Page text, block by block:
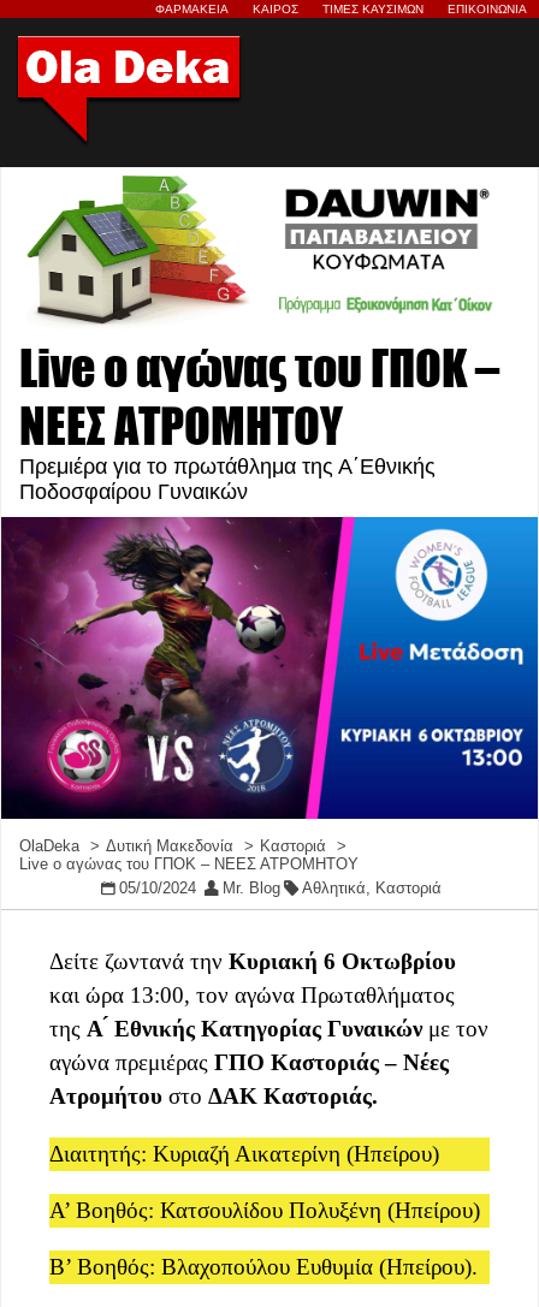
ΦΑΡΜΑΚΕΙΑ ΚΑΙΡΟΣ ΤΙΜΕΣ ΚΑΥΣΙΜΩΝ ΕΠΙΚΟΙΝΩΝΙΑ
Live ο αγώνας του ΓΠΟΚ –
ΝΕΕΣ ΑΤΡΟΜΗΤΟΥ
Πρεμιέρα για το πρωτάθλημα της Α΄Εθνικής
Ποδοσφαίρου Γυναικών
OlaDeka Δυτική Μακεδονία
Καστοριά
Live ο αγώνας του ΓΠΟΚ – ΝΕΕΣ ΑΤΡΟΜΗΤΟΥ
05/10/2024
Mr. Blog Αθλητικά, Καστοριά
Δείτε ζωντανά την Κυριακή 6 Οκτωβρίου
και ώρα 13:00, τον αγώνα Πρωταθλήματος
της Α ́ Εθνικής Κατηγορίας Γυναικώνμε τον
αγώνα πρεμιέρας ΓΠΟ Καστοριάς – Νέες
Ατρομήτου στο ΔΑΚ Καστοριάς.
Διαιτητής: Κυριαζή Αικατερίνη (Ηπείρου)
Α’ Βοηθός: Κατσουλίδου Πολυξένη (Ηπείρου)
Β’ Βοηθός: Βλαχοπούλου Ευθυμία (Ηπείρου).